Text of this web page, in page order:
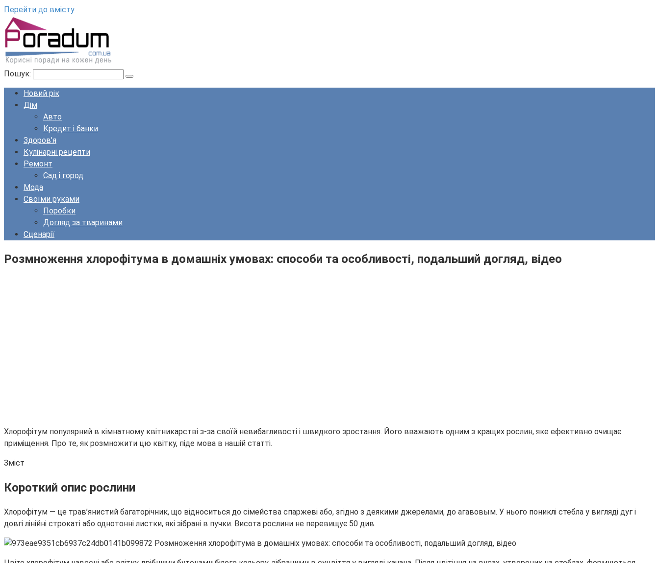
Перейти до вмісту
Пошук:
Новий рік
Дім
Авто
Кредит і банки
Здоров’я
Кулінарні рецепти
Ремонт
Сад і город
Мода
Своїми руками
Поробки
Догляд за тваринами
Сценарії
Розмноження хлорофітума в домашніх умовах: способи та особливості, подальший догляд, відео
Хлорофітум популярний в кімнатному квітникарстві з-за своїй невибагливості і швидкого зростання. Його вважають одним з кращих рослин, яке ефективно очищає
приміщення. Про те, як розмножити цю квітку, піде мова в нашій статті.
Зміст
Короткий опис рослини
Хлорофітум — це трав’янистий багаторічник, що відноситься до сімейства спаржеві або, згідно з деякими джерелами, до агавовым. У нього пониклі стебла у вигляді дуг і
довгі лінійні строкаті або однотонні листки, які зібрані в пучки. Висота рослини не перевищує 50 див.